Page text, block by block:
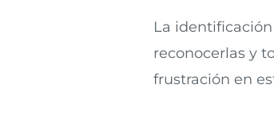
La
reconocerlas y
frustración en